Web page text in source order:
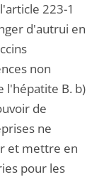
223-1
d'autrui en
non
l'hépatite B. b)
de
ne
et mettre en
pour les